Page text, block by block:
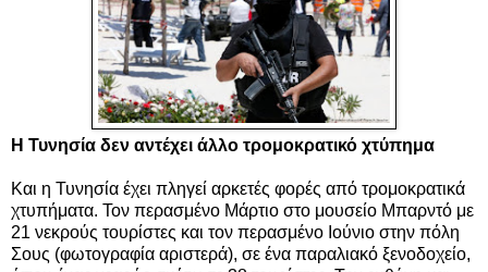
Η Τυνησία δεν αντέχει άλλο τρομοκρατικό χτύπημα
Και η Τυνησία έχει πληγεί αρκετές φορές από τρομοκρατικά
χτυπήματα. Τον περασμένο Μάρτιο στο μουσείο Μπαρντό με
21 νεκρούς τουρίστες και τον περασμένο Ιούνιο στην πόλη
Σους (φωτογραφία αριστερά), σε ένα παραλιακό ξενοδοχείο,